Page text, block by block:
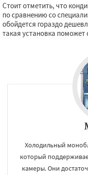
Стоит отметить, что
по сравнению со
обойдется гораздо
такая установка поможет
Холодильный
который
камеры. Они